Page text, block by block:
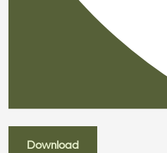
Download